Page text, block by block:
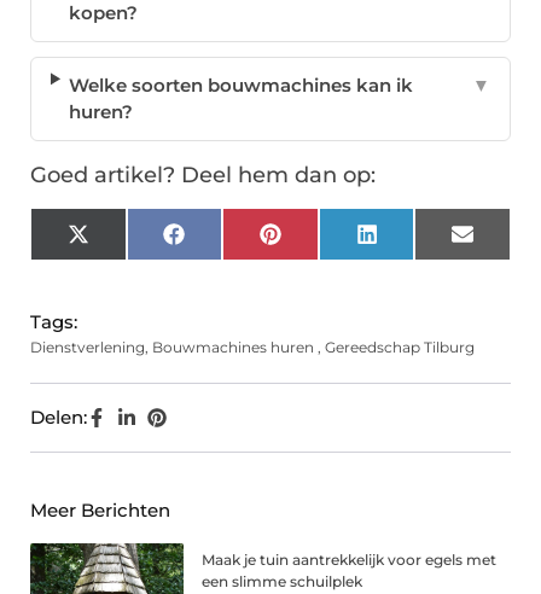
kopen?
Welke soorten bouwmachines kan ik
huren?
▼
Goed artikel? Deel hem dan op:
X
(Twitter)
FacebookPinterest LinkedIn Email
Tags:
Dienstverlening, Bouwmachines huren , Gereedschap Tilburg
Delen:
Meer Berichten
Maak je tuin aantrekkelijk voor egels met
een slimme schuilplek